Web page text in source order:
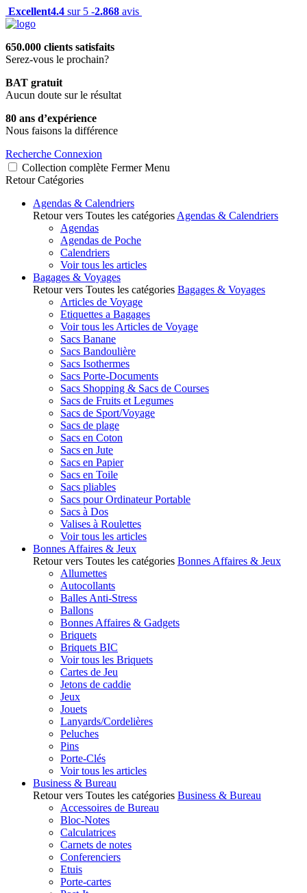
Excellent4.4 sur 5 -2.868 avis
650.000 clients satisfaits
Serez-vous le prochain?
BAT gratuit
Aucun doute sur le résultat
80 ans d’expérience
Nous faisons la différence
Recherche Connexion
Collection complète Fermer Menu
Retour Catégories
Agendas & Calendriers
Retour vers Toutes les catégories Agendas & Calendriers
Agendas
Agendas de Poche
Calendriers
Voir tous les articles
Bagages & Voyages
Retour vers Toutes les catégories Bagages & Voyages
Articles de Voyage
Etiquettes a Bagages
Voir tous les Articles de Voyage
Sacs Banane
Sacs Bandoulière
Sacs Isothermes
Sacs Porte-Documents
Sacs Shopping & Sacs de Courses
Sacs de Fruits et Legumes
Sacs de Sport/Voyage
Sacs de plage
Sacs en Coton
Sacs en Jute
Sacs en Papier
Sacs en Toile
Sacs pliables
Sacs pour Ordinateur Portable
Sacs à Dos
Valises à Roulettes
Voir tous les articles
Bonnes Affaires & Jeux
Retour vers Toutes les catégories Bonnes Affaires & Jeux
Allumettes
Autocollants
Balles Anti-Stress
Ballons
Bonnes Affaires & Gadgets
Briquets
Briquets BIC
Voir tous les Briquets
Cartes de Jeu
Jetons de caddie
Jeux
Jouets
Lanyards/Cordelières
Peluches
Pins
Porte-Clés
Voir tous les articles
Business & Bureau
Retour vers Toutes les catégories Business & Bureau
Accessoires de Bureau
Bloc-Notes
Calculatrices
Carnets de notes
Conferenciers
Etuis
Porte-cartes